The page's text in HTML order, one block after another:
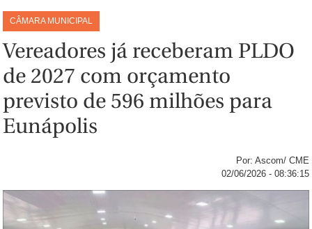
CÂMARA MUNICIPAL
Vereadores já receberam PLDO
de 2027 com orçamento
previsto de 596 milhões para
Eunápolis
Por: Ascom/ CME
02/06/2026 - 08:36:15